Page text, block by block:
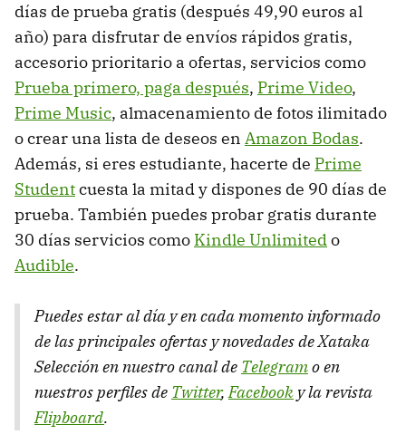
días de prueba gratis (después 49,90 euros al
año) para disfrutar de envíos rápidos gratis,
accesorio prioritario a ofertas, servicios como
Prueba primero, paga después, Prime Video,
Prime Music, almacenamiento de fotos ilimitado
o crear una lista de deseos en Amazon Bodas.
Además, si eres estudiante, hacerte de Prime
Studentcuesta la mitad y dispones de 90 días de
prueba. También puedes probar gratis durante
30 días servicios como Kindle Unlimitedo
Audible.
Puedes estar al día y en cada momento informado
de las principales ofertas y novedades de Xataka
Selección en nuestro canal de Telegramo en
nuestros perfiles de Twitter,Facebook y la revista
Flipboard.